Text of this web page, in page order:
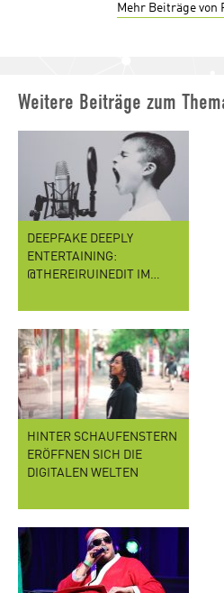
Mehr Beiträge von
Weitere Beiträge zum
DEEPFAKE DEEPLY
ENTERTAINING:
@THEREIRUINEDIT IM…
HINTER SCHAUFENSTERN
ERÖFFNEN SICH DIE
DIGITALEN WELTEN